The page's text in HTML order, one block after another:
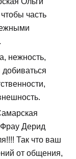
часть
нежность,
Дерид
Так что ваш
от общения,